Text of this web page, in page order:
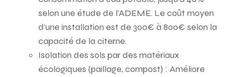
selon une étude de l’ADEME. Le coût moyen
d’une installation est de 300€ à 800€ selon la
capacité de la citerne.
Isolation des sols par des matériaux
écologiques (paillage, compost) : Améliore